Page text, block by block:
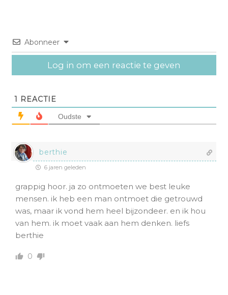
Abonneer
Log in om een reactie te geven
1 REACTIE
Oudste
berthie
6 jaren geleden
grappig hoor. ja zo ontmoeten we best leuke
mensen. ik heb een man ontmoet die getrouwd
was, maar ik vond hem heel bijzondeer. en ik hou
van hem. ik moet vaak aan hem denken. liefs
berthie
0